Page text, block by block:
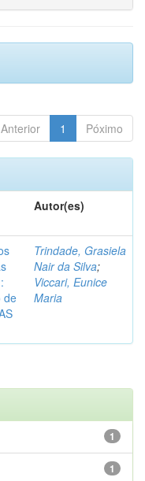
Anterior 1 Póximo
Autor(es)
de
Trindade, Grasiela
Nair da Silva;
Viccari, Eunice
Maria
1
1